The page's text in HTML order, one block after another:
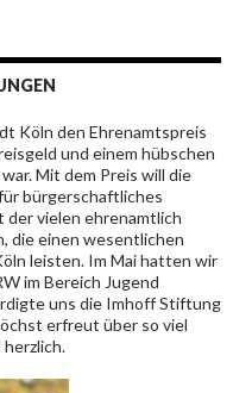
Köln den Ehrenamtspreis
und einem hübschen
Mit dem Preis will die
bürgerschaftliches
der vielen ehrenamtlich
die einen wesentlichen
leisten. Im Mai hatten wir
im Bereich Jugend
uns die Imhoff Stiftung
erfreut über so viel